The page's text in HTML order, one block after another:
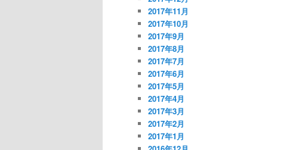
2017年11月
2017年10月
2017年9月
2017年8月
2017年7月
2017年6月
2017年5月
2017年4月
2017年3月
2017年2月
2017年1月